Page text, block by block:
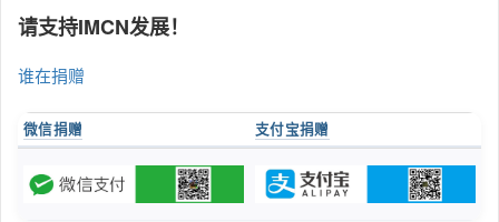
请支持IMCN发展！
谁在捐赠
微信捐赠 支付宝捐赠